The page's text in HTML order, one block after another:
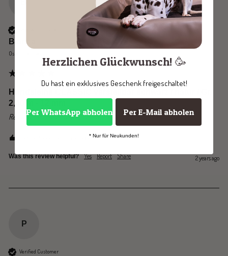
Bianca
Osten, Germany
Hundeleine CLASSIC verstellbar schwarz / natur / Gr.
2,40 m - 12 mm
Reviewer didn't leave any comments
1 person found this review helpful.
Was this review helpful? Yes Report Share 2 years ago
P
Verified Customer
Herzlichen Glückwunsch! 🥳
Du hast ein exklusives Geschenk freigeschaltet!
Per WhatsApp abholen Per E-Mail abholen
* Nur für Neukunden!